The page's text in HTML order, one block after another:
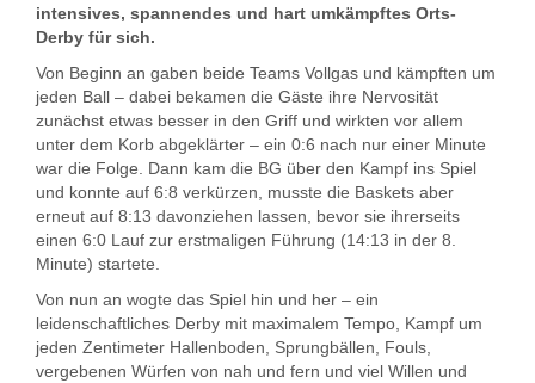
intensives, spannendes und hart umkämpftes Orts-
Derby für sich.
Von Beginn an gaben beide Teams Vollgas und kämpften um
jeden Ball – dabei bekamen die Gäste ihre Nervosität
zunächst etwas besser in den Griff und wirkten vor allem
unter dem Korb abgeklärter – ein 0:6 nach nur einer Minute
war die Folge. Dann kam die BG über den Kampf ins Spiel
und konnte auf 6:8 verkürzen, musste die Baskets aber
erneut auf 8:13 davonziehen lassen, bevor sie ihrerseits
einen 6:0 Lauf zur erstmaligen Führung (14:13 in der 8.
Minute) startete.
Von nun an wogte das Spiel hin und her – ein
leidenschaftliches Derby mit maximalem Tempo, Kampf um
jeden Zentimeter Hallenboden, Sprungbällen, Fouls,
vergebenen Würfen von nah und fern und viel Willen und